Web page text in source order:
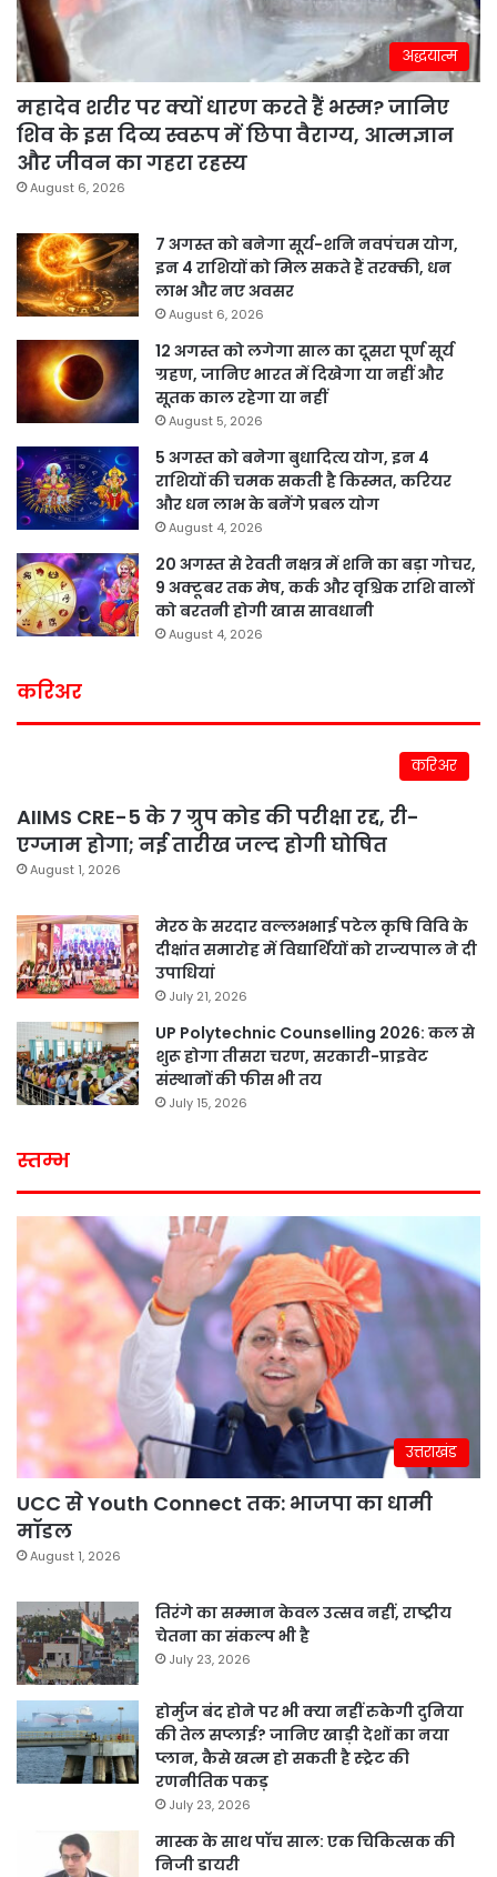
अद्धयात्म
महादेव शरीर पर क्यों धारण करते हैं भस्म? जानिए
शिव के इस दिव्य स्वरूप में छिपा वैराग्य, आत्मज्ञान
और जीवन का गहरा रहस्य
August 6, 2026
7 अगस्त को बनेगा सूर्य-शनि नवपंचम योग,
इन 4 राशियों को मिल सकते हैं तरक्की, धन
लाभ और नए अवसर
August 6, 2026
12 अगस्त को लगेगा साल का दूसरा पूर्ण सूर्य
ग्रहण, जानिए भारत में दिखेगा या नहीं और
सूतक काल रहेगा या नहीं
August 5, 2026
5 अगस्त को बनेगा बुधादित्य योग, इन 4
राशियों की चमक सकती है किस्मत, करियर
और धन लाभ के बनेंगे प्रबल योग
August 4, 2026
20 अगस्त से रेवती नक्षत्र में शनि का बड़ा गोचर,
9 अक्टूबर तक मेष, कर्क और वृश्चिक राशि वालों
को बरतनी होगी खास सावधानी
August 4, 2026
करिअर
करिअर
AIIMS CRE-5 के 7 ग्रुप कोड की परीक्षा रद्द, री-
एग्जाम होगा; नई तारीख जल्द होगी घोषित
August 1, 2026
मेरठ के सरदार वल्लभभाई पटेल कृषि विवि के
दीक्षांत समारोह में विद्यार्थियों को राज्यपाल ने दी
उपाधियां
July 21, 2026
UP Polytechnic Counselling 2026: कल से
शुरू होगा तीसरा चरण, सरकारी-प्राइवेट
संस्थानों की फीस भी तय
July 15, 2026
स्तम्भ
उत्तराखंड
UCC से Youth Connect तक: भाजपा का धामी
मॉडल
August 1, 2026
तिरंगे का सम्मान केवल उत्सव नहीं, राष्ट्रीय
चेतना का संकल्प भी है
July 23, 2026
होर्मुज बंद होने पर भी क्या नहीं रुकेगी दुनिया
की तेल सप्लाई? जानिए खाड़ी देशों का नया
प्लान, कैसे खत्म हो सकती है स्ट्रेट की
रणनीतिक पकड़
July 23, 2026
मास्क के साथ पॉच साल: एक चिकित्सक की
निजी डायरी